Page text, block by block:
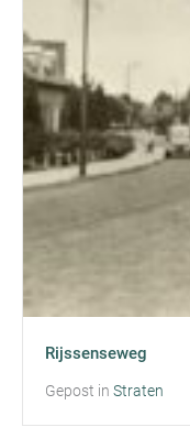
Rijssenseweg
Gepost in Straten